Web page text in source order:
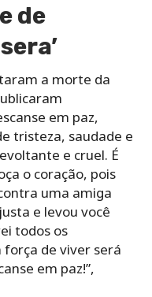
de
a morte da
em paz,
tristeza, saudade e
e cruel. É
o coração, pois
uma amiga
e levou você
todos os
de viver será
em paz!”,